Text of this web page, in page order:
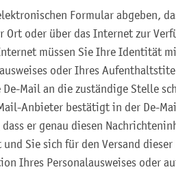
Formular abgeben,
Ort oder über das Internet zur
müssen Sie Ihre Identität
oder Ihres
Mail an die zuständige Stelle
Anbieter bestätigt in der De-
er genau diesen
Sie sich für den Versand
Ihres Personalausweises oder